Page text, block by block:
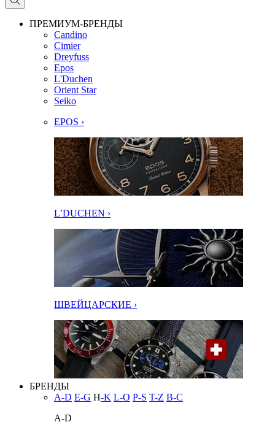
ПРЕМИУМ-БРЕНДЫ
Candino
Cimier
Dreyfuss
Epos
L'Duchen
Orient Star
Seiko
EPOS ›
L’DUCHEN ›
ШВЕЙЦАРСКИЕ ›
БРЕНДЫ
A-D E-G H-K L-O P-S T-Z В-С
A-D